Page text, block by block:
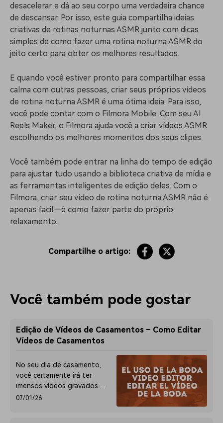
desacelerar e dá ao seu corpo uma verdadeira chance
de descansar. Por isso, este guia compartilha ideias
criativas de rotinas noturnas ASMR junto com dicas
simples de como fazer uma rotina noturna ASMR do
jeito certo para obter os melhores resultados.
E quando você estiver pronto para compartilhar essa
calma com outras pessoas, criar seus próprios vídeos
de rotina noturna ASMR é uma ótima ideia. Para isso,
você pode contar com o Filmora Mobile. Com seu AI
Reels Maker, o Filmora ajuda você a criar vídeos ASMR
escolhendo os melhores momentos dos seus clipes.
Você também pode entrar na linha do tempo de edição
para ajustar tudo usando a biblioteca criativa de mídia e
as ferramentas inteligentes de edição deles. Com o
Filmora, criar seu vídeo de rotina noturna ASMR não é
apenas fácil—é como fazer parte do próprio
relaxamento.
Compartilhe o artigo:
Você também pode gostar
Edição de Vídeos de Casamentos – Como Editar
Vídeos de Casamentos
No seu dia de casamento,
você certamente irá ter
imensos vídeos gravados
dos momentos mais
07/01/26